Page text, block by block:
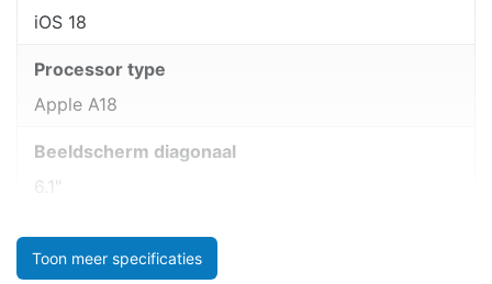
iOS 18
Processor type
Apple A18
Beeldscherm diagonaal
6.1"
Toon meer specificaties